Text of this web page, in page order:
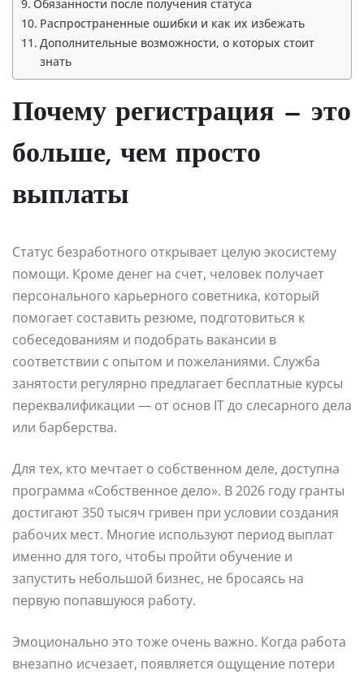
Обязанности после получения статуса
Распространенные ошибки и как их избежать
Дополнительные возможности, о которых стоит
знать
Почему регистрация — это
больше, чем просто
выплаты
Статус безработного открывает целую экосистему
помощи. Кроме денег на счет, человек получает
персонального карьерного советника, который
помогает составить резюме, подготовиться к
собеседованиям и подобрать вакансии в
соответствии с опытом и пожеланиями. Служба
занятости регулярно предлагает бесплатные курсы
переквалификации — от основ IT до слесарного дела
или барберства.
Для тех, кто мечтает о собственном деле, доступна
программа «Собственное дело». В 2026 году гранты
достигают 350 тысяч гривен при условии создания
рабочих мест. Многие используют период выплат
именно для того, чтобы пройти обучение и
запустить небольшой бизнес, не бросаясь на
первую попавшуюся работу.
Эмоционально это тоже очень важно. Когда работа
внезапно исчезает, появляется ощущение потери